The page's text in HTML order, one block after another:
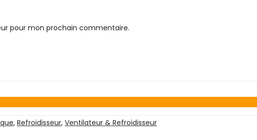
pour mon prochain commentaire.
, Refroidisseur, Ventilateur & Refroidisseur